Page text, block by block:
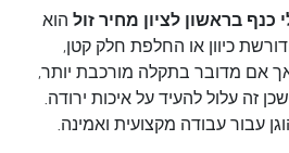
בראשון לציון מחיר זול הוא
כיוון או החלפת חלק קטן,
אם מדובר בתקלה מורכבת יותר,
זה עלול להעיד על איכות ירודה.
עבור עבודה מקצועית ואמינה.